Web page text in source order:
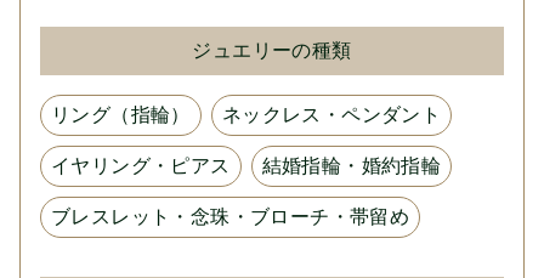
ジュエリーの種類
リング（指輪） ネックレス・ペンダント
イヤリング・ピアス 結婚指輪・婚約指輪
ブレスレット・念珠・ブローチ・帯留め